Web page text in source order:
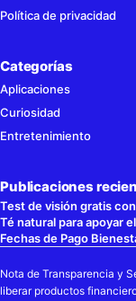
Política de privacidad
Categorías
Aplicaciones
Curiosidad
Entretenimiento
Publicaciones
Test de visión gratis
Té natural para apoyar
Fechas de Pago
Nota de Transparencia y
liberar productos